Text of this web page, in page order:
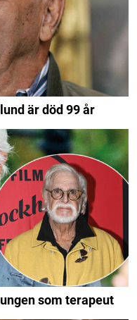
är död 99 år
som terapeut